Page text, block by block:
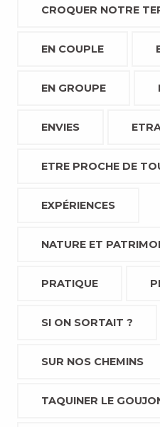
CROQUER NOTRE
EN COUPLE
EN GROUPE
ENVIES
ETRE PROCHE DE
EXPÉRIENCES
NATURE ET
PRATIQUE
SI ON SORTAIT ?
SUR NOS CHEMINS
TAQUINER LE